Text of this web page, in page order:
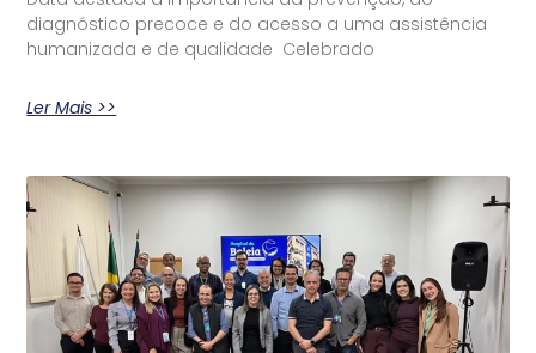
diagnóstico precoce e do acesso a uma assistência
humanizada e de qualidade Celebrado
Ler Mais >>